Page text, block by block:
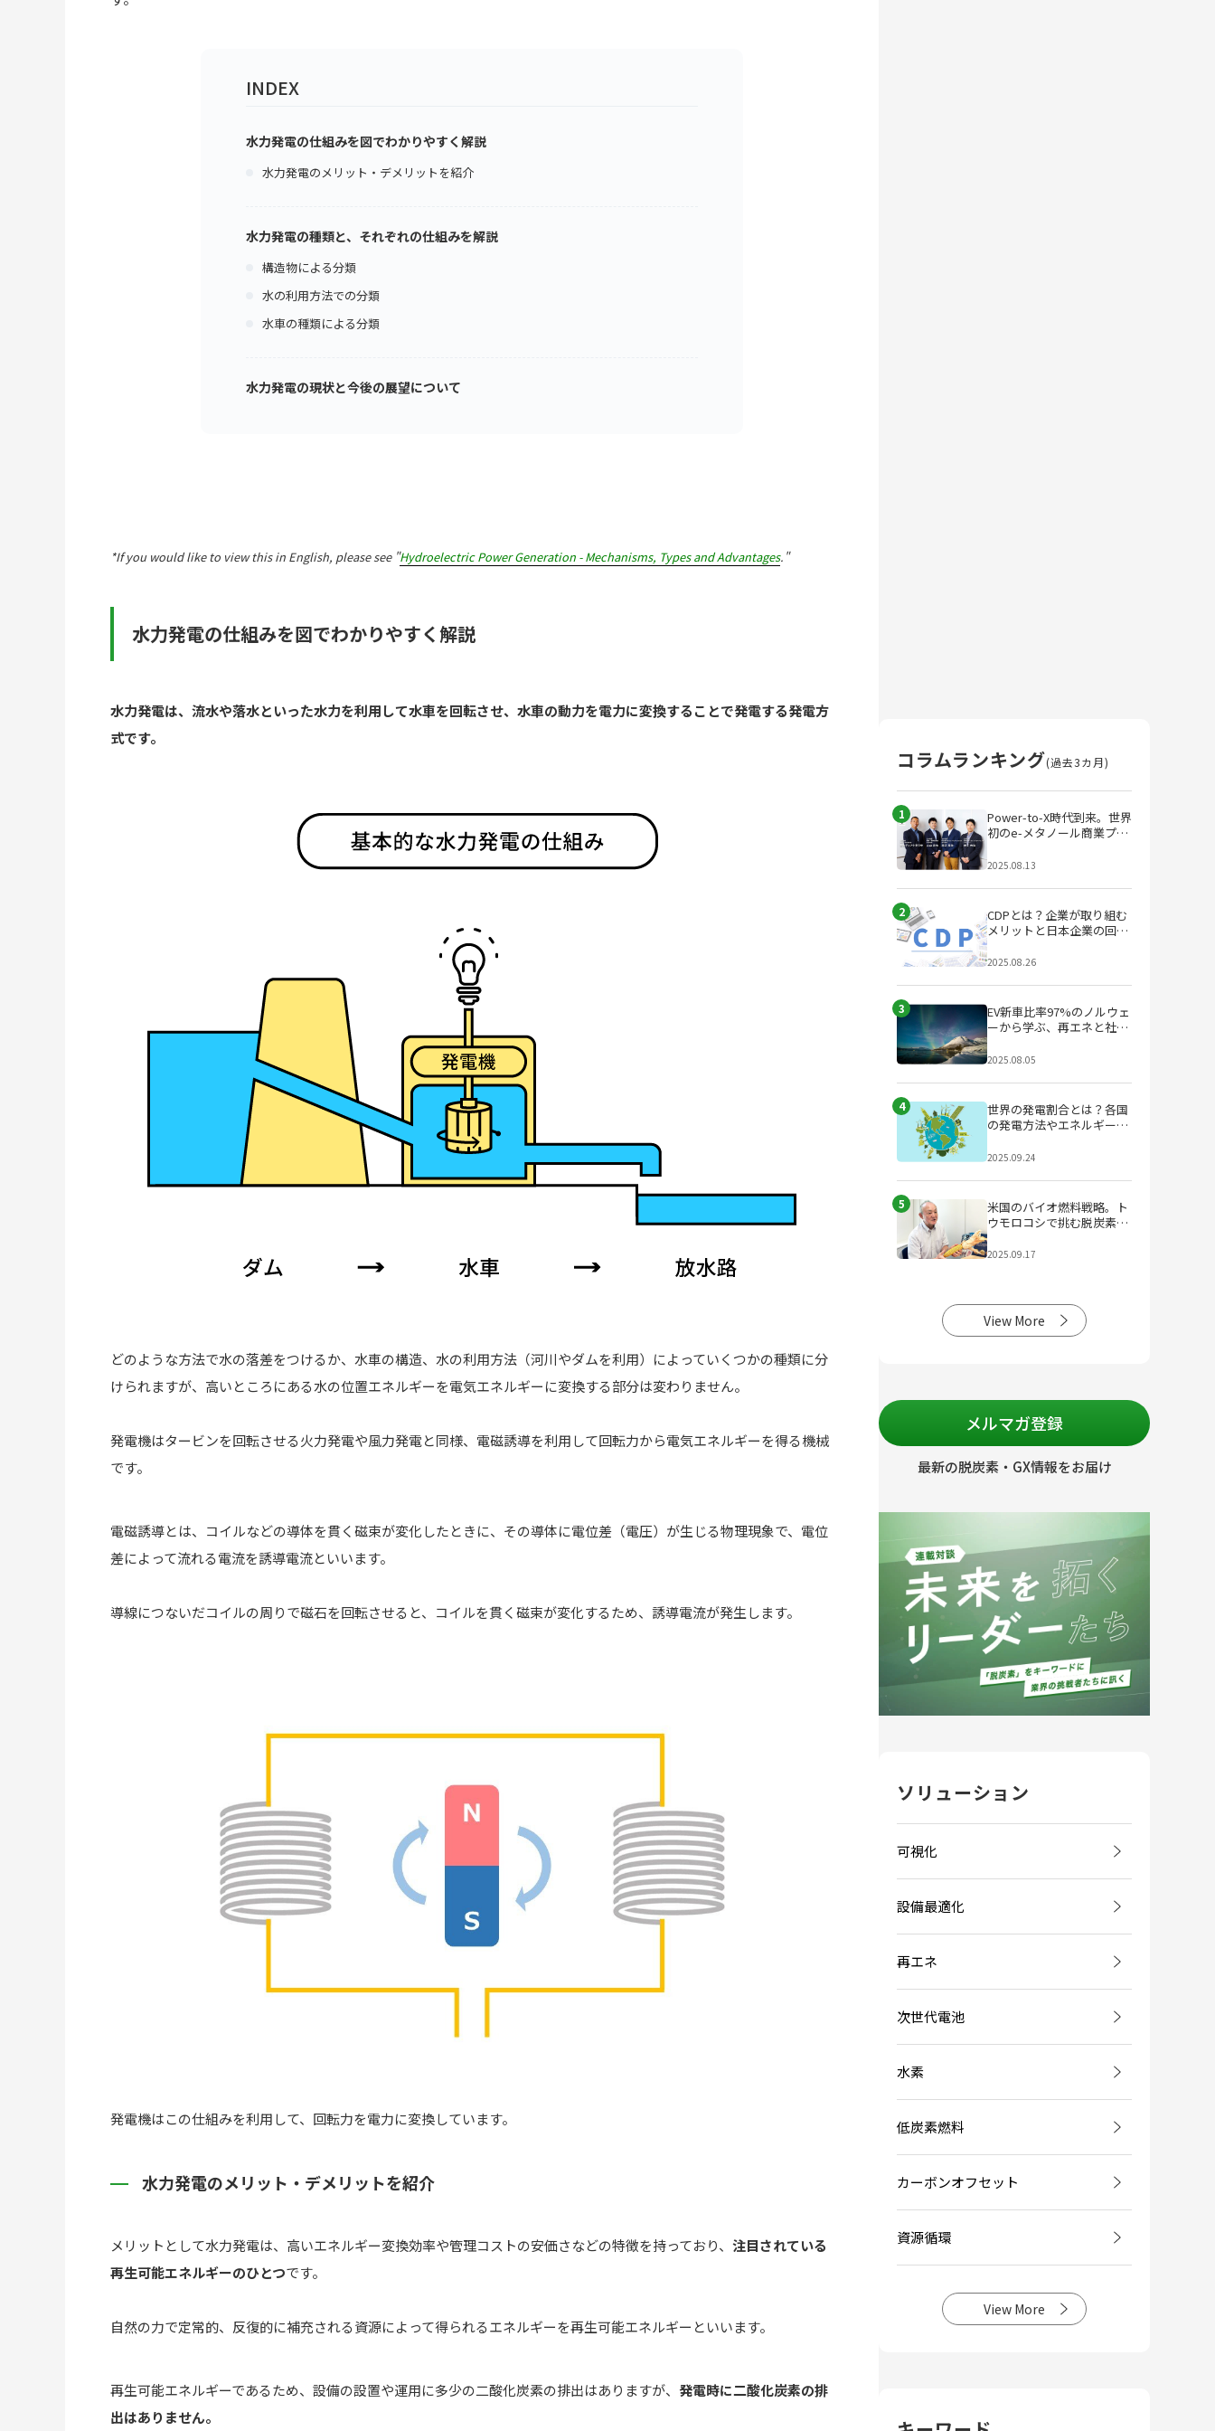
INDEX
水力発電の仕組みを図でわかりやすく解説
水力発電のメリット・デメリットを紹介
水力発電の種類と、それぞれの仕組みを解説
構造物による分類
水の利用方法での分類
水車の種類による分類
水力発電の現状と今後の展望について
*If you would like to view this in English, please see "Hydroelectric Power Generation - Mechanisms, Types and Advantages."
水力発電の仕組みを図でわかりやすく解説
水力発電は、流水や落水といった水力を利用して水車を回転させ、水車の動力を電力に変換することで発電する発電方
式です。
どのような方法で水の落差をつけるか、水車の構造、水の利用方法（河川やダムを利用）によっていくつかの種類に分
けられますが、高いところにある水の位置エネルギーを電気エネルギーに変換する部分は変わりません。
発電機はタービンを回転させる火力発電や風力発電と同様、電磁誘導を利用して回転力から電気エネルギーを得る機械
です。
電磁誘導とは、コイルなどの導体を貫く磁束が変化したときに、その導体に電位差（電圧）が生じる物理現象で、電位
差によって流れる電流を誘導電流といいます。
導線につないだコイルの周りで磁石を回転させると、コイルを貫く磁束が変化するため、誘導電流が発生します。
発電機はこの仕組みを利用して、回転力を電力に変換しています。
水力発電のメリット・デメリットを紹介
メリットとして水力発電は、高いエネルギー変換効率や管理コストの安価さなどの特徴を持っており、 注目されている
再生可能エネルギーのひとつです。
自然の力で定常的、反復的に補充される資源によって得られるエネルギーを再生可能エネルギーといいます。
再生可能エネルギーであるため、設備の設置や運用に多少の二酸化炭素の排出はありますが、 発電時に二酸化炭素の排
出はありません。
コラムランキング(過去3カ月)
1
Power-to-X時代到来。世界
初のe-メタノール商業プラ
2025.08.13
2
CDPとは？企業が取り組む
メリットと日本企業の回答
2025.08.26
3
EV新車比率97%のノルウェ
ーから学ぶ、再エネと社会
2025.08.05
4
世界の発電割合とは？各国
の発電方法やエネルギー政
2025.09.24
5
米国のバイオ燃料戦略。ト
ウモロコシで挑む脱炭素社
2025.09.17
View More
メルマガ登録
最新の脱炭素・GX情報をお届け
ソリューション
可視化
設備最適化
再エネ
次世代電池
水素
低炭素燃料
カーボンオフセット
資源循環
View More